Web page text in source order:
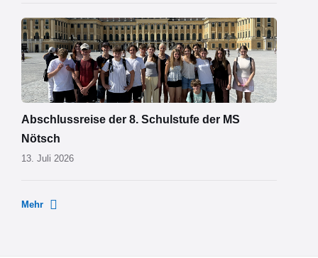
MS
Nötsch
Wien
01.png
Abschlussreise der 8. Schulstufe der MS
Nötsch
13. Juli 2026
Mehr